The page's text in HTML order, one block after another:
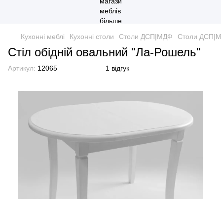
Кухонні меблі Кухонні столи Столи ДСП|МДФ Столи
Стіл обідній овальний "Ла-Рошель"
Артикул: 12065 1 відгук